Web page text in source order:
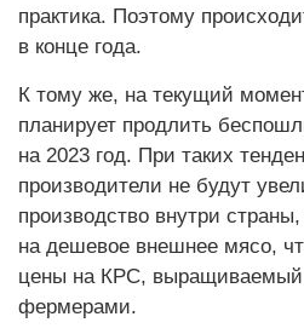
практика. Поэтому
в конце года.
К тому же, на текущий
планирует продлить
на 2023 год. При таких
производители не будут
производство внутри
на дешевое внешнее мясо,
цены на КРС,
фермерами.